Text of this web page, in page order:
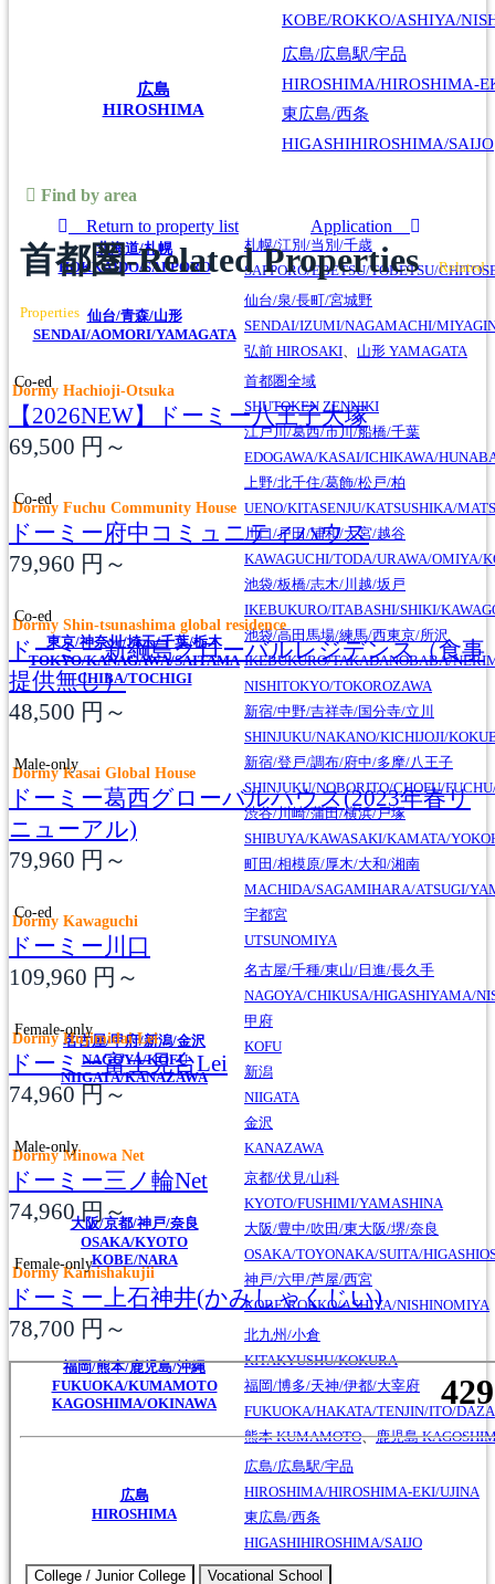
KOBE/ROKKO/ASHIYA/
広島
HIROSHIMA
広島/広島駅/宇品
HIROSHIMA/HIROSHIMA-
東広島/西条
HIGASHIHIROSHIMA/SAIJO
Find by area
北海道/札幌
HOKKAIDO/SAPPORO
札幌/江別/当別/千歳
SAPPORO/EBETSU/TOBETSU/
仙台/青森/山形
SENDAI/AOMORI/YAMAGATA
仙台/泉/長町/宮城野
SENDAI/IZUMI/NAGAMACHI/
弘前 HIROSAKI、 山形 YAMAGATA
東京/神奈川/埼玉/千葉/栃木
TOKYO/KANAGAWA/SAITAMA
CHIBA/TOCHIGI
首都圏全域
SHUTOKEN ZENNIKI
江戸川/葛西/市川/船橋/千葉
EDOGAWA/KASAI/ICHIKAWA/
上野/北千住/葛飾/松戸/柏
UENO/KITASENJU/KATSUSHIKA/
川口/戸田/浦和/大宮/越谷
KAWAGUCHI/TODA/URAWA/OMIYA/
池袋/板橋/志木/川越/坂戸
IKEBUKURO/ITABASHI/SHIKI/
池袋/高田馬場/練馬/西東京/所沢
IKEBUKURO/TAKADANOBABA/
NISHITOKYO/TOKOROZAWA
新宿/中野/吉祥寺/国分寺/立川
SHINJUKU/NAKANO/KICHIJOJI/
新宿/登戸/調布/府中/多摩/八王子
SHINJUKU/NOBORITO/CHOFU/
渋谷/川崎/蒲田/横浜/戸塚
SHIBUYA/KAWASAKI/KAMATA/
町田/相模原/厚木/大和/湘南
MACHIDA/SAGAMIHARA/ATSUGI/
宇都宮
UTSUNOMIYA
名古屋/甲府/新潟/金沢
NAGOYA/KOFU
NIIGATA/KANAZAWA
名古屋/千種/東山/日進/長久手
NAGOYA/CHIKUSA/HIGASHIYAMA/
甲府
KOFU
新潟
NIIGATA
金沢
KANAZAWA
大阪/京都/神戸/奈良
OSAKA/KYOTO
KOBE/NARA
京都/伏見/山科
KYOTO/FUSHIMI/YAMASHINA
大阪/豊中/吹田/東大阪/堺/奈良
OSAKA/TOYONAKA/SUITA/
神戸/六甲/芦屋/西宮
KOBE/ROKKO/ASHIYA/NISHINOMIYA
福岡/熊本/鹿児島/沖縄
FUKUOKA/KUMAMOTO
KAGOSHIMA/OKINAWA
北九州/小倉
KITAKYUSHU/KOKURA
福岡/博多/天神/伊都/大宰府
FUKUOKA/HAKATA/TENJIN/ITO/
熊本KUMAMOTO、鹿児島
広島
HIROSHIMA
広島/広島駅/宇品
HIROSHIMA/HIROSHIMA-EKI/UJINA
東広島/西条
HIGASHIHIROSHIMA/SAIJO
College / Junior College
Vocational School
Return to property list Application
首都圏-Related Properties Related
Properties
Co-ed
Dormy Hachioji-Otsuka
【2026NEW】ドーミー八王子大塚
69,500 円～
Co-ed
Dormy Fuchu Community House
ドーミー府中コミュニティハウス
79,960 円～
Co-ed
Dormy Shin-tsunashima global residence
ドーミー新綱島グローバルレジデンス（食事
提供無し）
48,500 円～
Male-only
Dormy Kasai Global House
ドーミー葛西グローバルハウス(2023年春リ
ニューアル)
79,960 円～
Co-ed
Dormy Kawaguchi
ドーミー川口
109,960 円～
Female-only
Dormy Hujimidai Lei
ドーミー富士見台Lei
74,960 円～
Male-only
Dormy Minowa Net
ドーミー三ノ輪Net
74,960円～
Female-only
Dormy Kamishakujii
ドーミー上石神井(かみしゃくじい)
78,700 円～